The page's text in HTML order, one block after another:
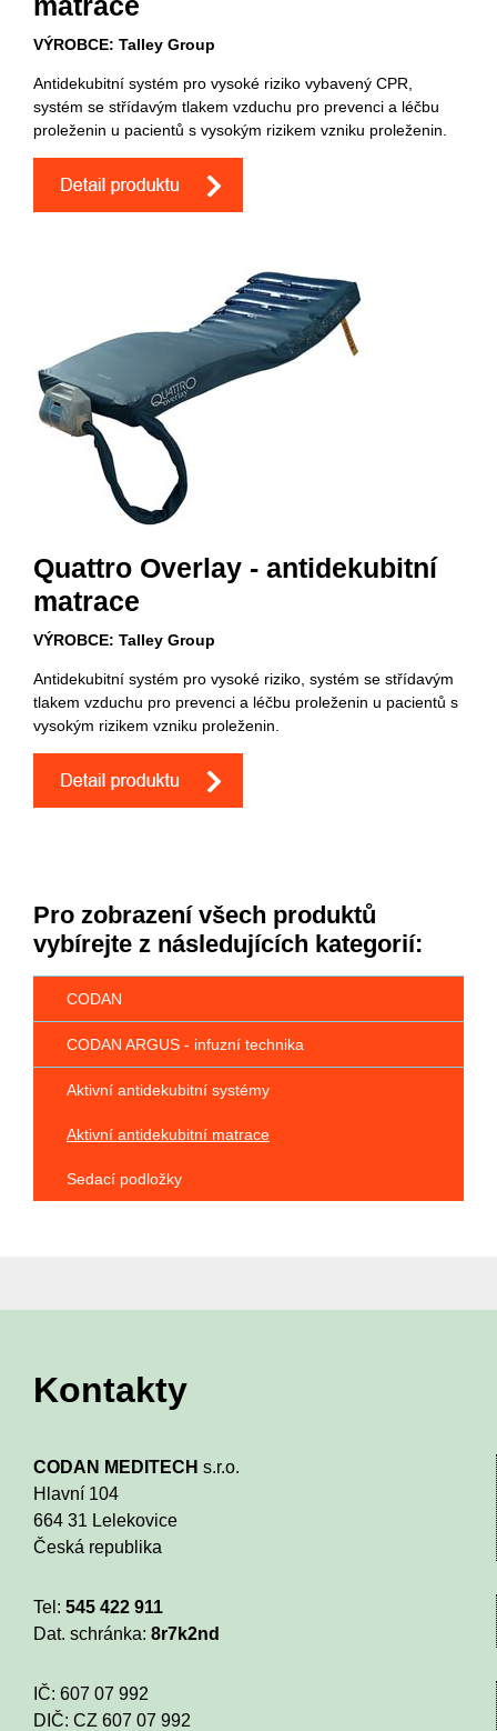
VÝROBCE: Talley Group
Antidekubitní systém pro vysoké riziko vybavený CPR,
systém se střídavým tlakem vzduchu pro prevenci a léčbu
proleženin u pacientů s vysokým rizikem vzniku proleženin.
Quattro Overlay - antidekubitní
matrace
VÝROBCE: Talley Group
Antidekubitní systém pro vysoké riziko, systém se střídavým
tlakem vzduchu pro prevenci a léčbu proleženin u pacientů s
vysokým rizikem vzniku proleženin.
Pro zobrazení všech produktů
vybírejte z následujících kategorií:
CODAN
CODAN ARGUS - infuzní technika
Aktivní antidekubitní systémy
Aktivní antidekubitní matrace
Sedací podložky
Kontakty
CODAN MEDITECH s.r.o.
Hlavní 104
664 31 Lelekovice
Česká republika
Tel: 545 422 911
Dat. schránka: 8r7k2nd
IČ: 607 07 992
DIČ: CZ 607 07 992